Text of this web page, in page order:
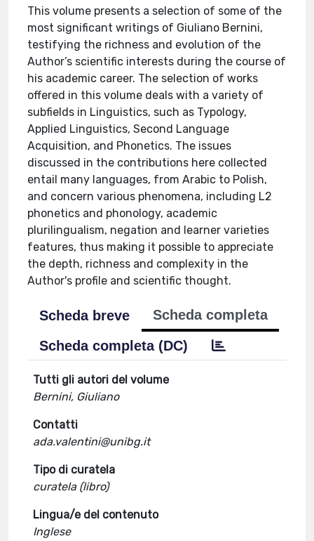
This volume presents a selection of some of the
most significant writings of Giuliano Bernini,
testifying the richness and evolution of the
Author’s scientific interests during the course of
his academic career. The selection of works
offered in this volume deals with a variety of
subfields in Linguistics, such as Typology,
Applied Linguistics, Second Language
Acquisition, and Phonetics. The issues
discussed in the contributions here collected
entail many languages, from Arabic to Polish,
and concern various phenomena, including L2
phonetics and phonology, academic
plurilingualism, negation and learner varieties
features, thus making it possible to appreciate
the depth, richness and complexity in the
Author's profile and scientific thought.
Scheda breve
Scheda completa
Scheda completa (DC)
Tutti gli autori del volume
Bernini, Giuliano
Contatti
ada.valentini@unibg.it
Tipo di curatela
curatela (libro)
Lingua/e del contenuto
Inglese